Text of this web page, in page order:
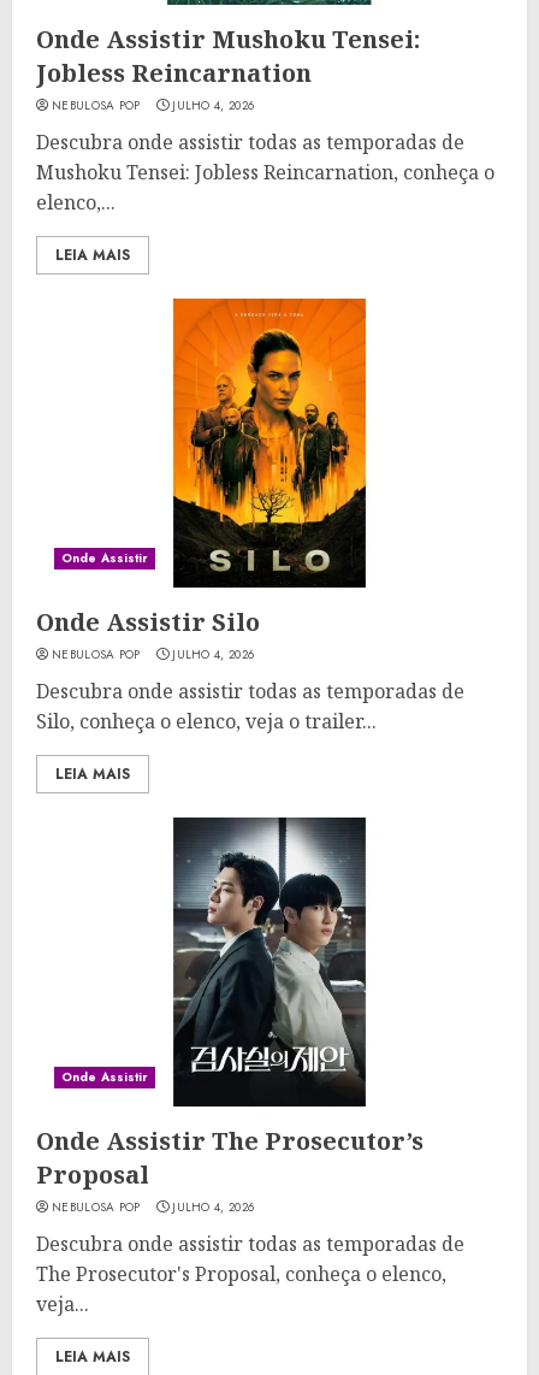
Onde Assistir Mushoku Tensei:
Jobless Reincarnation
NEBULOSA POP JULHO 4, 2026
Descubra onde assistir todas as temporadas de
Mushoku Tensei: Jobless Reincarnation, conheça o
elenco,...
LEIA MAIS
Onde Assistir
Onde Assistir Silo
NEBULOSA POP JULHO 4, 2026
Descubra onde assistir todas as temporadas de
Silo, conheça o elenco, veja o trailer...
LEIA MAIS
Onde Assistir
Onde Assistir The Prosecutor’s
Proposal
NEBULOSA POP JULHO 4, 2026
Descubra onde assistir todas as temporadas de
The Prosecutor's Proposal, conheça o elenco,
veja...
LEIA MAIS